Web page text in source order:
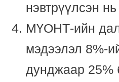
нэвтрүүлсэн
МҮОНТ-ийн
мэдээлэл 8%-
дунджаар 25%